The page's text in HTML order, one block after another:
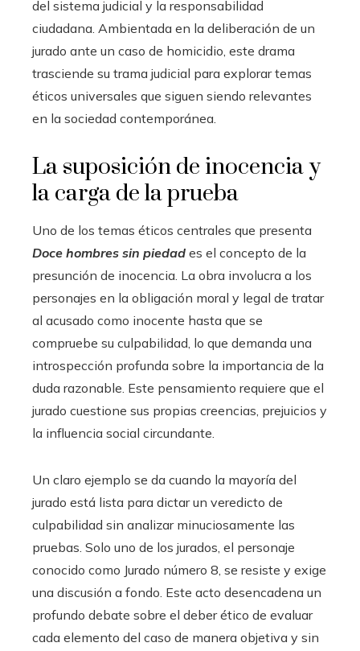
del sistema judicial y la responsabilidad
ciudadana. Ambientada en la deliberación de un
jurado ante un caso de homicidio, este drama
trasciende su trama judicial para explorar temas
éticos universales que siguen siendo relevantes
en la sociedad contemporánea.
La suposición de inocencia y
la carga de la prueba
Uno de los temas éticos centrales que presenta
Doce hombres sin piedad es el concepto de la
presunción de inocencia. La obra involucra a los
personajes en la obligación moral y legal de tratar
al acusado como inocente hasta que se
compruebe su culpabilidad, lo que demanda una
introspección profunda sobre la importancia de la
duda razonable. Este pensamiento requiere que el
jurado cuestione sus propias creencias, prejuicios y
la influencia social circundante.
Un claro ejemplo se da cuando la mayoría del
jurado está lista para dictar un veredicto de
culpabilidad sin analizar minuciosamente las
pruebas. Solo uno de los jurados, el personaje
conocido como Jurado número 8, se resiste y exige
una discusión a fondo. Este acto desencadena un
profundo debate sobre el deber ético de evaluar
cada elemento del caso de manera objetiva y sin